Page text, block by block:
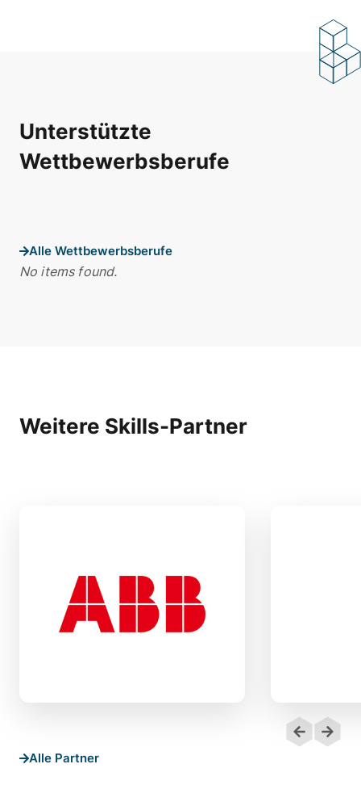
Unterstützte
Wettbewerbsberufe
Alle Wettbewerbsberufe
No items found.
Weitere Skills-Partner
Alle Partner